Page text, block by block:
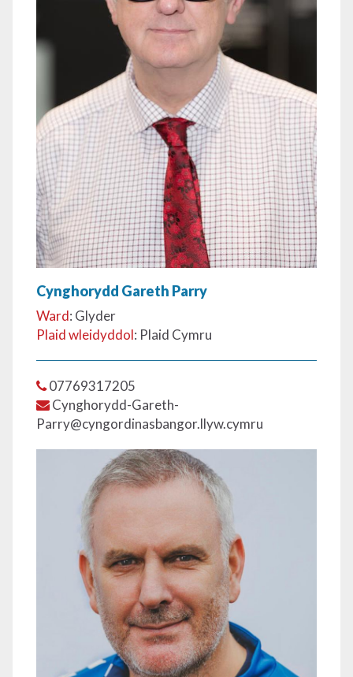
Cynghorydd Gareth Parry
Ward: Glyder
Plaid wleidyddol: Plaid Cymru
07769317205
Cynghorydd-Gareth-
Parry@cyngordinasbangor.llyw.cymru